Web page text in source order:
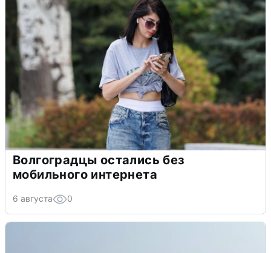
Волгоградцы остались без
мобильного интернета
6 августа 0